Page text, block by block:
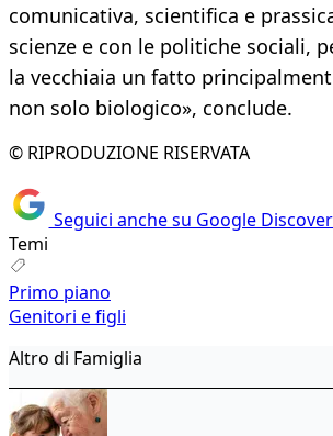
comunicativa, scientifica e
scienze e con le politiche sociali,
la vecchiaia un fatto
non solo biologico», conclude.
© RIPRODUZIONE RISERVATA
Seguici anche su Google
Temi
Primo piano
Genitori e figli
Altro di Famiglia